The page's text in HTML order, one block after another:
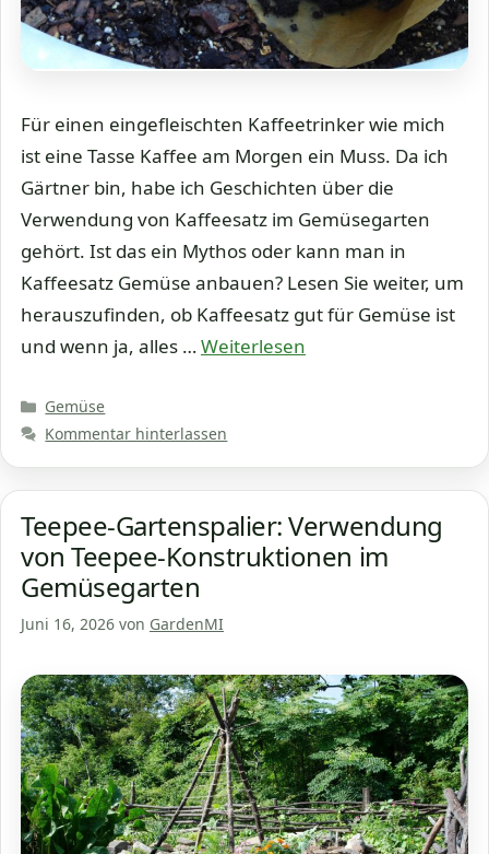
Für einen eingefleischten Kaffeetrinker wie mich
ist eine Tasse Kaffee am Morgen ein Muss. Da ich
Gärtner bin, habe ich Geschichten über die
Verwendung von Kaffeesatz im Gemüsegarten
gehört. Ist das ein Mythos oder kann man in
Kaffeesatz Gemüse anbauen? Lesen Sie weiter, um
herauszufinden, ob Kaffeesatz gut für Gemüse ist
und wenn ja, alles …Weiterlesen
Kategorien
Gemüse
Kommentar hinterlassen
Teepee-Gartenspalier: Verwendung
von Teepee-Konstruktionen im
Gemüsegarten
Juni 16, 2026 von GardenMI